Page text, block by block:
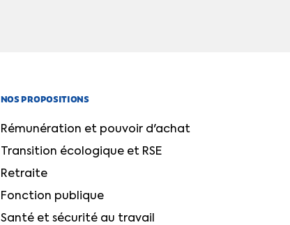
NOS PROPOSITIONS
Rémunération et pouvoir d'achat
Transition écologique et RSE
Retraite
Fonction publique
Santé et sécurité au travail